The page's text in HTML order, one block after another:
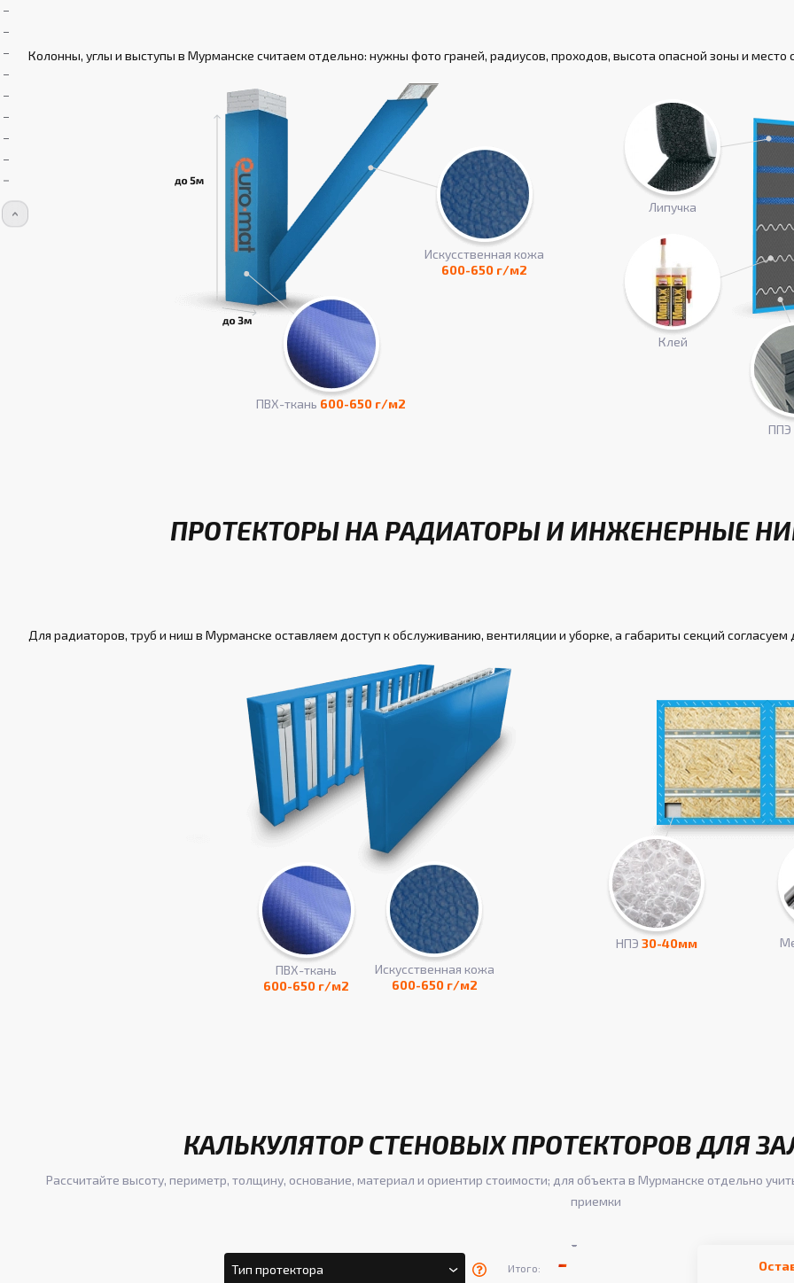
Колонны, углы и выступы в Мурманске считаем отдельно: нужны фото граней, радиусов, проходов, высота опасной зоны и место
ПВХ-ткань 600-650 г/м2
Искусcтвенная кожа
600-650 г/м2
ППЭ
Клей
Липучка
ПРОТЕКТОРЫ НА РАДИАТОРЫ И ИНЖЕНЕРНЫЕ
Для радиаторов, труб и ниш в Мурманске оставляем доступ к обслуживанию, вентиляции и уборке, а габариты секций согласуем
ПВХ-ткань
600-650 г/м2
Искусcтвенная кожа
600-650 г/м2
НПЭ 30-40мм
КАЛЬКУЛЯТОР СТЕНОВЫХ ПРОТЕКТОРОВ ДЛЯ
Рассчитайте высоту, периметр, толщину, основание, материал и ориентир стоимости; для объекта в Мурманске отдельно
приемки
Тип протектора Итого: -
-